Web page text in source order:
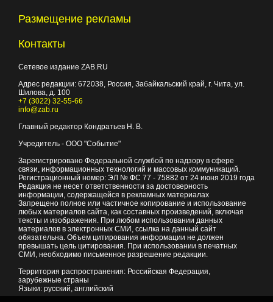
Размещение рекламы
Контакты
Сетевое издание ZAB.RU
Адрес редакции: 672038 , Россия, Забайкальский край, г. Чита ул.
Шилова, д. 100
+7 (3022) 32-55-66
info@zab.ru
Главный редактор Кондратьев Н. В.
Учредитель - ООО "Событие"
Зарегистрировано Федеральной службой по надзору в сфере
связи, информационных технологий и массовых коммуникаций.
Регистрационный номер: ЭЛ № ФС 77 - 75882 от 24 июня 2019 года
Редакция не несет ответственности за достоверность
информации, содержащейся в рекламных материалах
Запрещено полное или частичное копирование и использование
любых материалов сайта, как составных произведений, включая
тексты и изображения. При любом использовании данных
материалов в электронных СМИ, ссылка на данный сайт
обязательна. Объем цитирования информации не должен
превышать цель цитирования. При использовании в печатных
СМИ, необходимо письменное разрешение редакции.
Территория распространения: Российская Федерация,
зарубежные страны
Языки: русский, английский